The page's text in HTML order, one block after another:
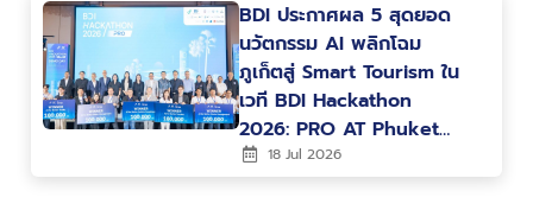
BDI ประกาศผล 5 สุดยอด
นวัตกรรม AI พลิกโฉม
ภูเก็ตสู่ Smart Tourism ใน
เวที BDI Hackathon
2026: PRO AT Phuket
พร้อมต่อยอดสู่การใช้งาน
18 Jul 2026